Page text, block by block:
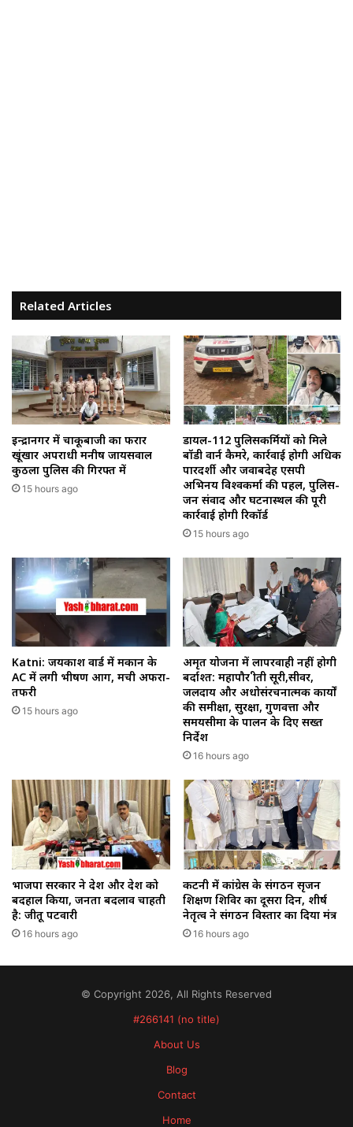
Related Articles
इन्द्रानगर में चाकूबाजी का फरार
खूंखार अपराधी मनीष जायसवाल
कुठला पुलिस की गिरफ्त में
15 hours ago
डायल-112 पुलिसकर्मियों को मिले
बॉडी वार्न कैमरे, कार्रवाई होगी अधिक
पारदर्शी और जवाबदेह एसपी
अभिनय विश्वकर्मा की पहल, पुलिस-
जन संवाद और घटनास्थल की पूरी
कार्रवाई होगी रिकॉर्ड
15 hours ago
Katni: जयप्रकाश वार्ड में मकान के
AC में लगी भीषण आग, मची अफरा-
तफरी
15 hours ago
अमृत योजना में लापरवाही नहीं होगी
बर्दाश्त: महापौर प्रीती सूरी,सीवर,
जलप्रदाय और अधोसंरचनात्मक कार्यों
की समीक्षा, सुरक्षा, गुणवत्ता और
समयसीमा के पालन के दिए सख्त
निर्देश
16 hours ago
भाजपा सरकार ने देश और प्रदेश को
बदहाल किया, जनता बदलाव चाहती
है: जीतू पटवारी
16 hours ago
कटनी में कांग्रेस के संगठन सृजन
प्रशिक्षण शिविर का दूसरा दिन, शीर्ष
नेतृत्व ने संगठन विस्तार का दिया मंत्र
16 hours ago
© Copyright 2026, All Rights Reserved
#266141 (no title)
About Us
Blog
Contact
Home